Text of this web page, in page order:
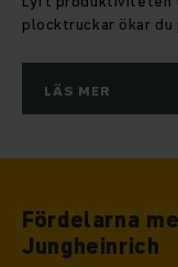
plocktruckar ökar
LÄS MER
Fördelarna
Jungheinrich